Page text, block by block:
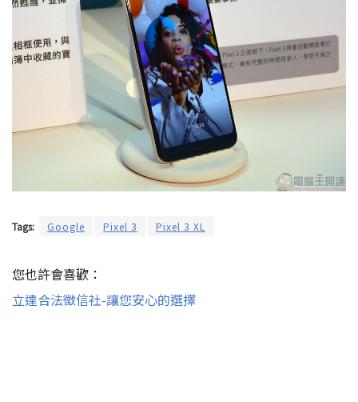
Tags: Google Pixel 3 Pixel 3 XL
您也許會喜歡：
立達合法徵信社-讓您安心的選擇